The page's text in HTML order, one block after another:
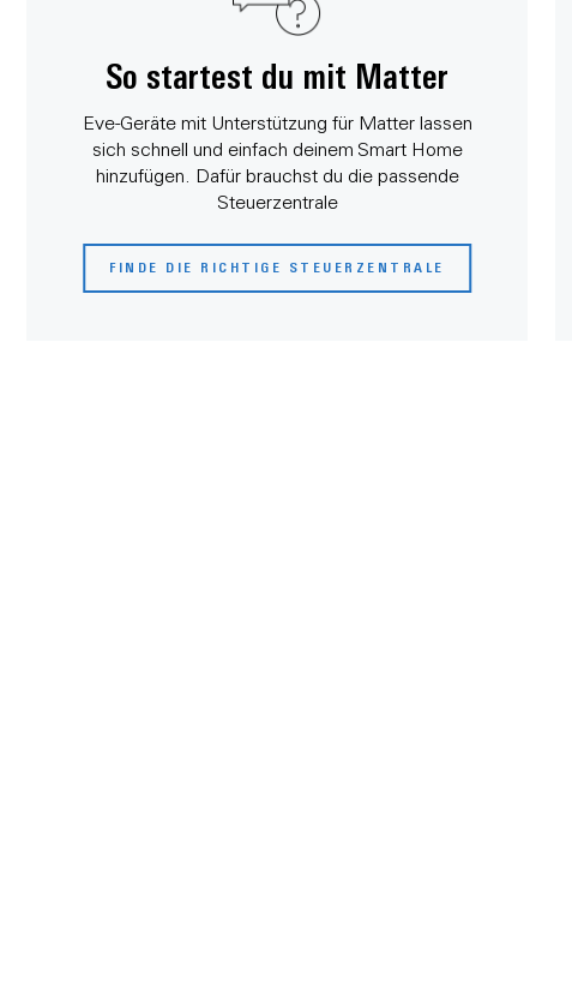
So startest du mit Matter
Eve-Geräte mit Unterstützung für Matter lassen
sich schnell und einfach deinem Smart Home
hinzufügen. Dafür brauchst du die passende
Steuerzentrale
FINDE DIE RICHTIGE STEUERZENTRALE